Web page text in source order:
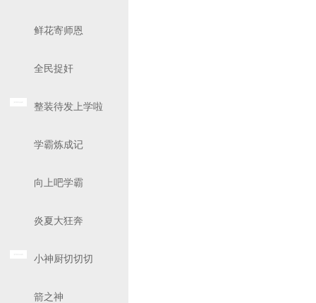
鲜花寄师恩
全民捉奸
整装待发上学啦
学霸炼成记
向上吧学霸
炎夏大狂奔
小神厨切切切
箭之神